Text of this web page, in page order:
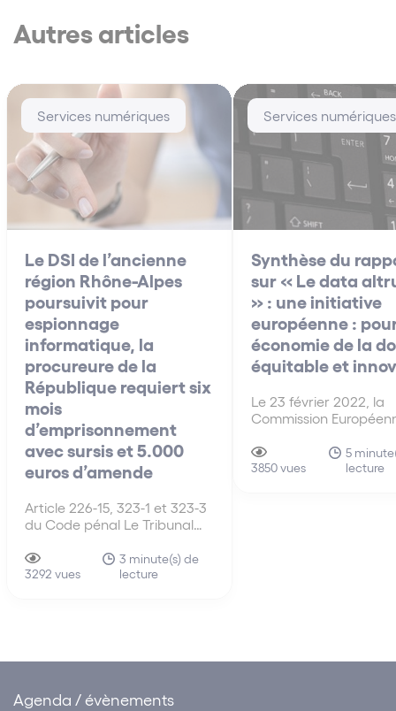
Autres articles
Services numériques
Le DSI de l’ancienne
région Rhône-Alpes
poursuivit pour
espionnage
informatique, la
procureure de la
République requiert six
mois
d’emprisonnement
avec sursis et 5.000
euros d’amende
Article 226-15, 323-1 et 323-3
du Code pénal Le Tribunal
entendu le vendredi 20 mai
2022 le Directeur des
3292 vues
3 minute(s) de
lecture
Services numériques
Synthèse du
sur « Le data
» : une initiative
européenne :
économie de la
équitable et
Le 23 février 2022, la
Commission
législative sur
des données, le Data
3850 vues
5
lecture
Agenda / évènements